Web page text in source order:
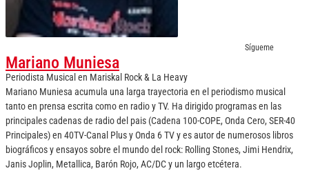
Sígueme
Mariano Muniesa
Periodista Musical en Mariskal Rock & La Heavy
Mariano Muniesa acumula una larga trayectoria en el periodismo musical
tanto en prensa escrita como en radio y TV. Ha dirigido programas en las
principales cadenas de radio del pais (Cadena 100-COPE, Onda Cero, SER-40
Principales) en 40TV-Canal Plus y Onda 6 TV y es autor de numerosos libros
biográficos y ensayos sobre el mundo del rock: Rolling Stones, Jimi Hendrix,
Janis Joplin, Metallica, Barón Rojo, AC/DC y un largo etcétera.